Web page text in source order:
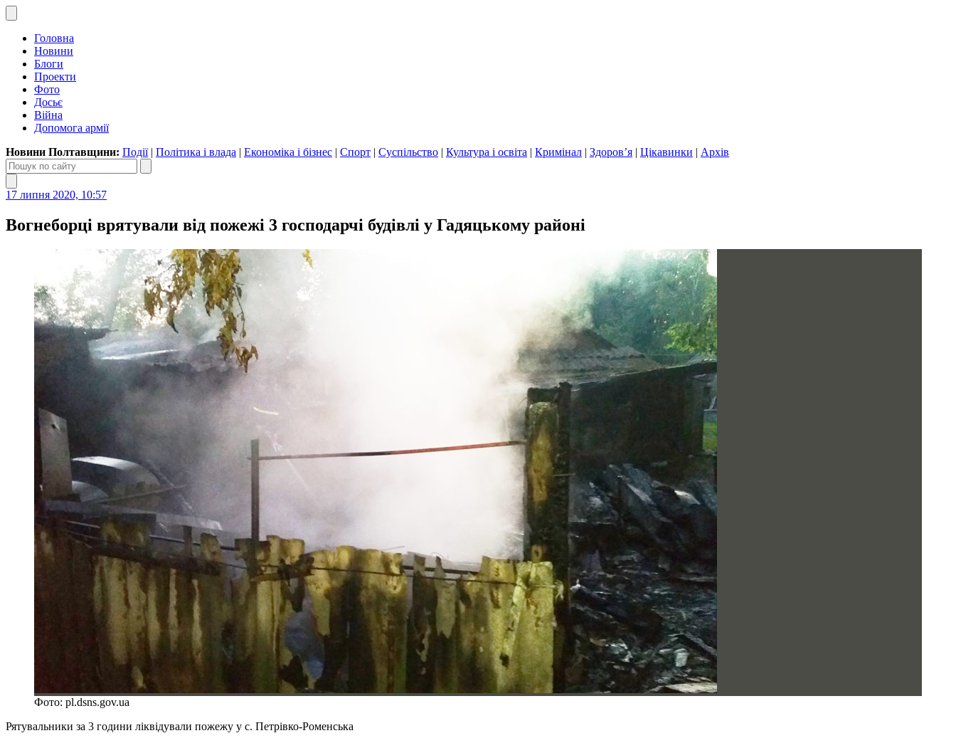
Головна
Новини
Блоги
Проекти
Фото
Досьє
Війна
Допомога армії
Новини Полтавщини: Події| Політика і влада | Економіка і бізнес | Спорт | Суспільство | Культура і освіта | Кримінал | Здоров’я | Цікавинки | Архів
17 липня 2020, 10:57
Вогнеборці врятували від пожежі 3 господарчі будівлі у Гадяцькому районі
Фото: pl.dsns.gov.ua
Рятувальники за 3 години ліквідували пожежу у с. Петрівко-Роменська